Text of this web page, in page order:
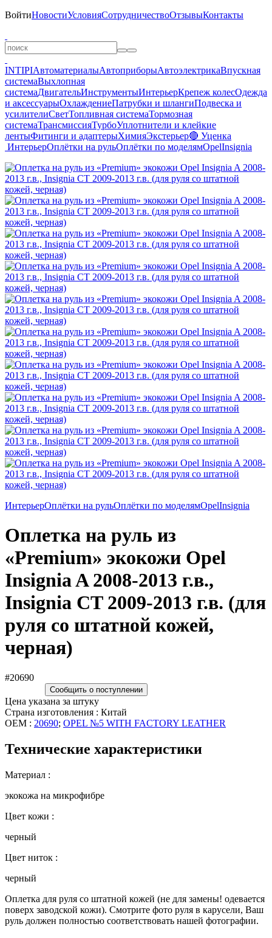
ВойтиНовостиУсловияСотрудничествоОтзывыКонтакты
INTIPIАвтоматериалыАвтоприборыАвтоэлектрикаВпускная
системаВыхлопная
системаДвигательИнструментыИнтерьерКрепеж колесОдежда
и аксессуарыОхлаждениеПатрубки и шлангиПодвеска и
усилителиСветТопливная системаТормозная
системаТрансмиссияТурбоУплотнители и клейкие
лентыФитинги и адаптерыХимияЭкстерьер🔴 Уценка
ИнтерьерОплётки на рульОплётки по моделямOpelInsignia
ИнтерьерОплётки на рульОплётки по моделямOpelInsignia
Оплетка на руль из
«Premium» экокожи Opel
Insignia A 2008-2013 г.в.,
Insignia CT 2009-2013 г.в. (для
руля со штатной кожей,
черная)
#20690
Сообщить о поступлении
Цена указана за штуку
Страна изготовления : Китай
OEM : 20690; OPEL №5 WITH FACTORY LEATHER
Технические характеристики
Материал :
экокожа на микрофибре
Цвет кожи :
черный
Цвет ниток :
черный
Оплетка для руля со штатной кожей (не для замены! одевается
поверх заводской кожи). Смотрите фото руля в карусели, Ваш
руль должен полностью соответствовать нашей фотографии.